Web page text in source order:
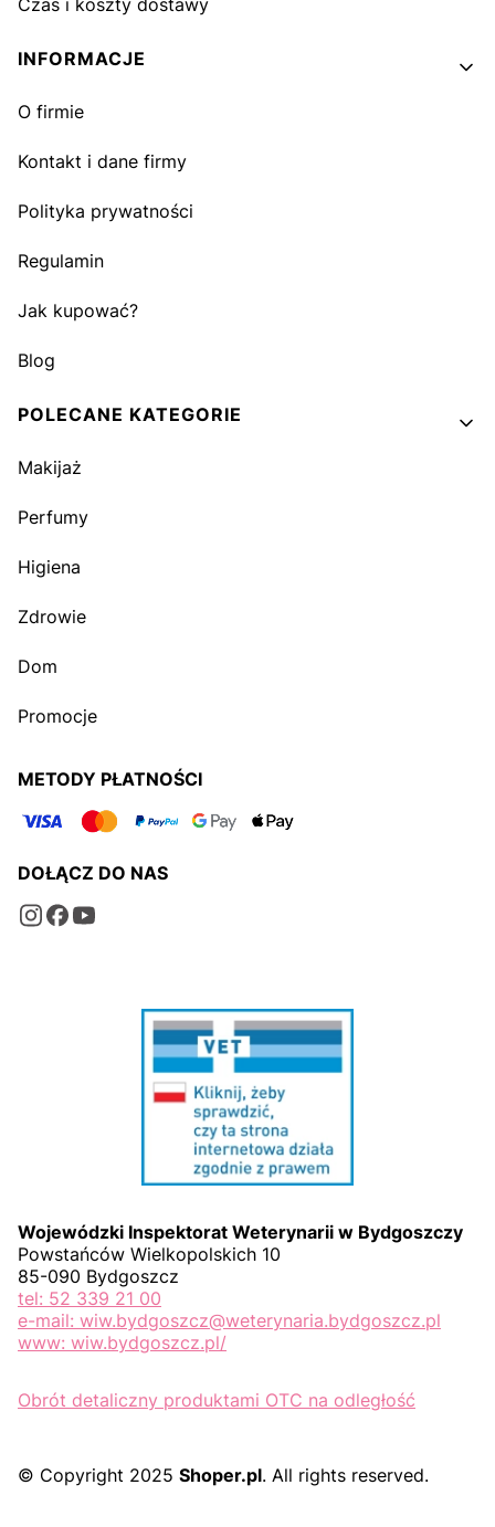
Czas i koszty dostawy
INFORMACJE
O firmie
Kontakt i dane firmy
Polityka prywatności
Regulamin
Jak kupować?
Blog
POLECANE KATEGORIE
Makijaż
Perfumy
Higiena
Zdrowie
Dom
Promocje
METODY PŁATNOŚCI
DOŁĄCZ DO NAS
Wojewódzki Inspektorat Weterynarii w Bydgoszczy
Powstańców Wielkopolskich 10
85-090 Bydgoszcz
tel: 52 339 21 00
e-mail: wiw.bydgoszcz@weterynaria.bydgoszcz.pl
www: wiw.bydgoszcz.pl/
Obrót detaliczny produktami OTC na odległość
© Copyright 2025 Shoper.pl. All rights reserved.